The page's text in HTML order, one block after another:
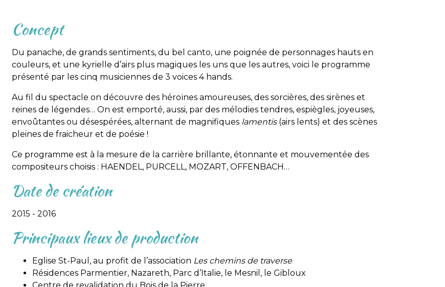
Concept
Du panache, de grands sentiments, du bel canto, une poignée de personnages hauts en
couleurs, et une kyrielle d’airs plus magiques les uns que les autres, voici le programme
présenté par les cinq musiciennes de 3 voices 4 hands.
Au fil du spectacle on découvre des héroïnes amoureuses, des sorcières, des sirènes et
reines de légendes… On est emporté, aussi, par des mélodies tendres, espiègles, joyeuses,
envoûtantes ou désespérées, alternant de magnifiques lamentis(airs lents) et des scènes
pleines de fraicheur et de poésie !
Ce programme est à la mesure de la carrière brillante, étonnante et mouvementée des
compositeurs choisis : HAENDEL, PURCELL, MOZART, OFFENBACH…
Date de création
2015 - 2016
Principaux lieux de production
Eglise St-Paul, au profit de l’association Les chemins de traverse
Résidences Parmentier, Nazareth, Parc d’Italie, le Mesnil, le Gibloux